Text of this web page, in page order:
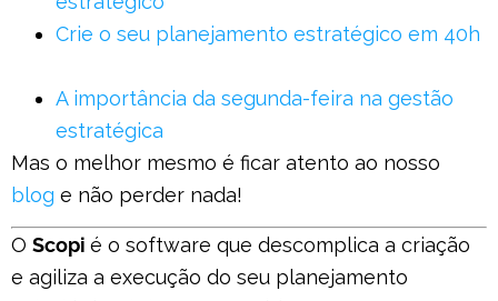
Crie o seu planejamento estratégico em 40h
A importância da segunda-feira na gestão
estratégica
Mas o melhor mesmo é ficar atento ao nosso
blog e não perder nada!
O Scopi é o software que descomplica a criação
e agiliza a execução do seu planejamento